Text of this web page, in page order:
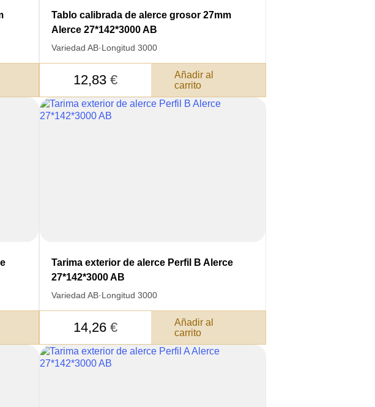
Tablo calibrada de alerce grosor 27mm
Alerce 27*142*3000 AB
Variedad AB·Longitud 3000
12,83 €
Añadir al
carrito
Tarima exterior de alerce Perfil B Alerce
27*142*3000 AB
Variedad AB·Longitud 3000
14,26 €
Añadir al
carrito
unitario:
350ud
Total a pagar:3050 €